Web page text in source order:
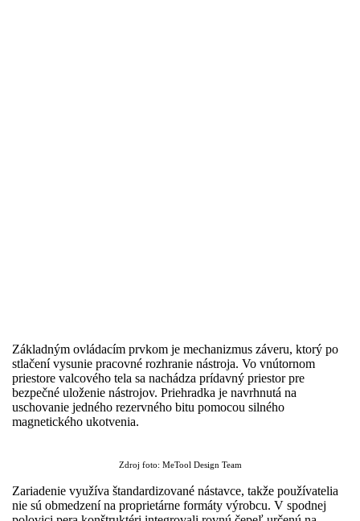
Základným ovládacím prvkom je mechanizmus záveru, ktorý po
stlačení vysunie pracovné rozhranie nástroja. Vo vnútornom
priestore valcového tela sa nachádza prídavný priestor pre
bezpečné uloženie nástrojov. Priehradka je navrhnutá na
uschovanie jedného rezervného bitu pomocou silného
magnetického ukotvenia.
Zdroj foto: MeTool Design Team
Zariadenie využíva štandardizované nástavce, takže používatelia
nie sú obmedzení na proprietárne formáty výrobcu. V spodnej